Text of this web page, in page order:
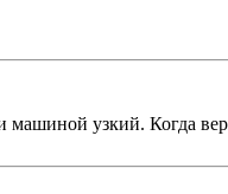
узкий. Когда